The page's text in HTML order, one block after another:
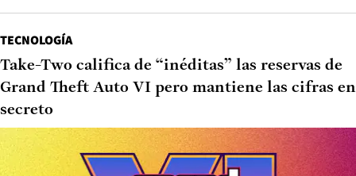
TECNOLOGÍA
Take-Two califica de “inéditas” las reservas de
Grand Theft Auto VI pero mantiene las cifras en
secreto